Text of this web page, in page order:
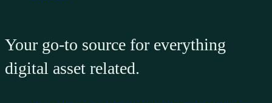
Your go-to source for everything
digital asset related.